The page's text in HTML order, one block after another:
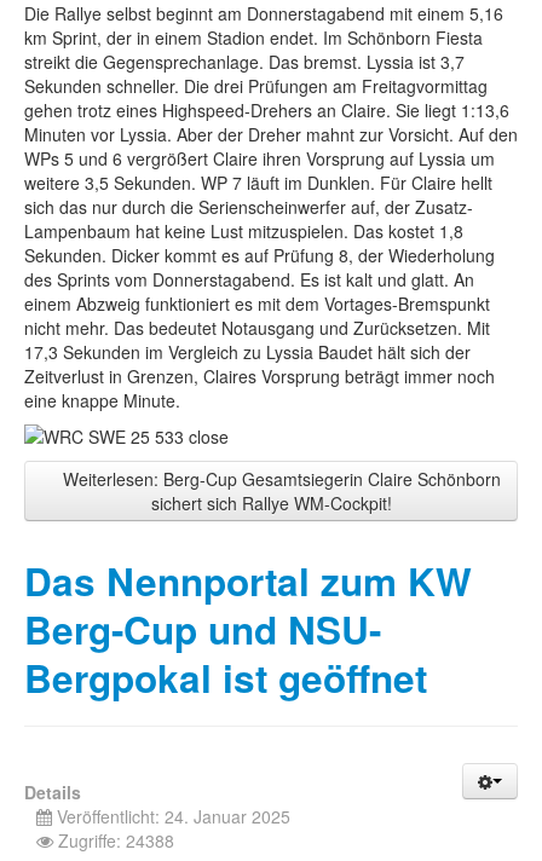
Die Rallye selbst beginnt am Donnerstagabend mit einem 5,16
km Sprint, der in einem Stadion endet. Im Schönborn Fiesta
streikt die Gegensprechanlage. Das bremst. Lyssia ist 3,7
Sekunden schneller. Die drei Prüfungen am Freitagvormittag
gehen trotz eines Highspeed-Drehers an Claire. Sie liegt 1:13,6
Minuten vor Lyssia. Aber der Dreher mahnt zur Vorsicht. Auf den
WPs 5 und 6 vergrößert Claire ihren Vorsprung auf Lyssia um
weitere 3,5 Sekunden. WP 7 läuft im Dunklen. Für Claire hellt
sich das nur durch die Serienscheinwerfer auf, der Zusatz-
Lampenbaum hat keine Lust mitzuspielen. Das kostet 1,8
Sekunden. Dicker kommt es auf Prüfung 8, der Wiederholung
des Sprints vom Donnerstagabend. Es ist kalt und glatt. An
einem Abzweig funktioniert es mit dem Vortages-Bremspunkt
nicht mehr. Das bedeutet Notausgang und Zurücksetzen. Mit
17,3 Sekunden im Vergleich zu Lyssia Baudet hält sich der
Zeitverlust in Grenzen, Claires Vorsprung beträgt immer noch
eine knappe Minute.
Weiterlesen: Berg-Cup Gesamtsiegerin Claire Schönborn
sichert sich Rallye WM-Cockpit!
Das Nennportal zum KW
Berg-Cup und NSU-
Bergpokal ist geöffnet
Details
Veröffentlicht: 24. Januar 2025
Zugriffe: 24388